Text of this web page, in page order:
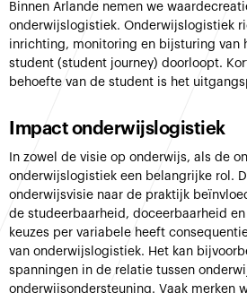
Binnen Arlande nemen we
onderwijslogistiek. Onderwijslogistiek
inrichting, monitoring en bijsturing van
student (student journey) doorloopt.
behoefte van de student is het
Impact onderwijslogistiek
In zowel de visie op onderwijs, als de
onderwijslogistiek een belangrijke rol.
onderwijsvisie naar de praktijk
de studeerbaarheid, doceerbaarheid
keuzes per variabele heeft
van onderwijslogistiek. Het kan
spanningen in de relatie tussen
onderwijsondersteuning. Vaak merken